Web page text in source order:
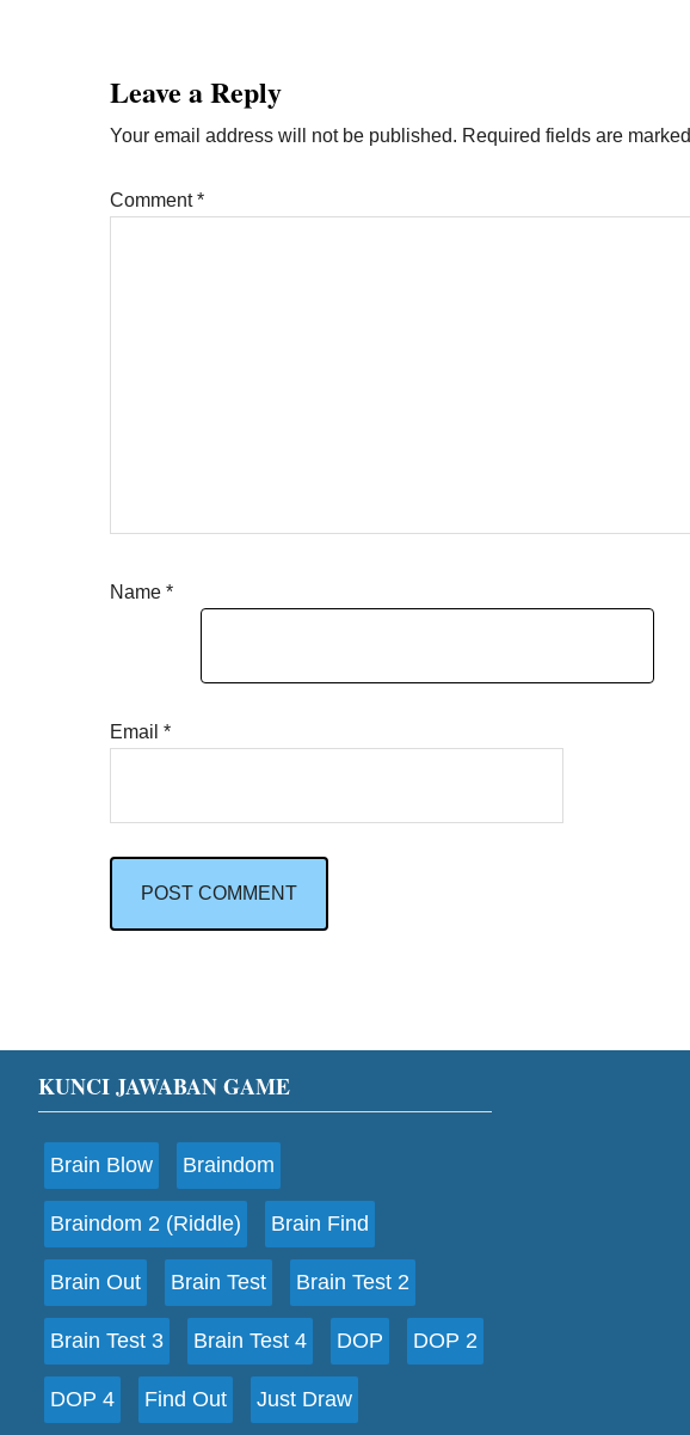
Leave a Reply
Your email address will not be published. Required fields are marked
Comment*
Name *
Email *
Footer
KUNCI JAWABAN GAME
Brain Blow Braindom
Braindom 2 (Riddle) Brain Find
Brain Out Brain Test Brain Test 2
Brain Test 3 Brain Test 4 DOP DOP 2
DOP 4 Find Out Just Draw